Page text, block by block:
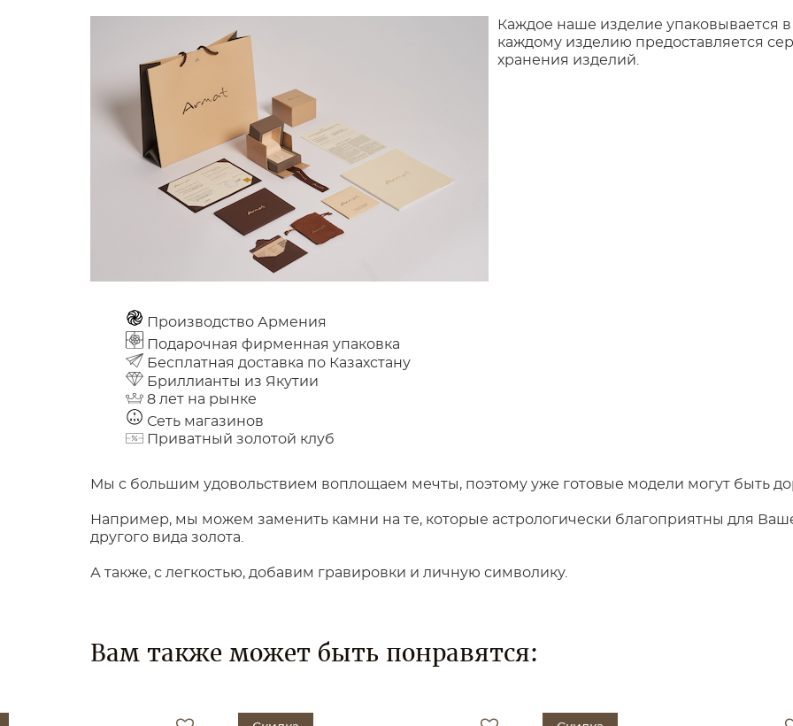
Каждое наше изделие упаковывается
каждому изделию предоставляется
хранения изделий.
Производство Армения
Подарочная фирменная упаковка
Бесплатная доставка по Казахстану
Бриллианты из Якутии
8 лет на рынке
Сеть магазинов
Приватный золотой клуб
Мы с большим удовольствием воплощаем мечты, поэтому уже готовые модели могут быть
Например, мы можем заменить камни на те, которые астрологически благоприятны для
другого вида золота.
А также, с легкостью, добавим гравировки и личную символику.
Вам также может быть понравятся: